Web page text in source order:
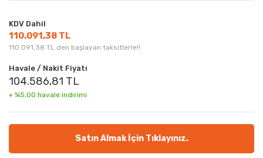
KDV Dahil
110.091,38 TL
110.091,38 TL den başlayan taksitlerle!!
Havale / Nakit Fiyatı
104.586,81 TL
+ %5,00 havale indirimi
Satın Almak İçin Tıklayınız.